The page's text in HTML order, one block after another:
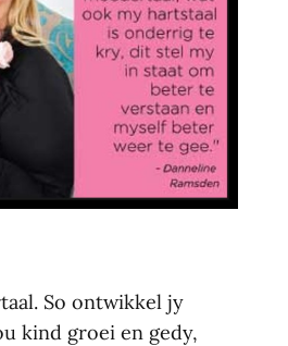
So ontwikkel jy
kind groei en gedy,